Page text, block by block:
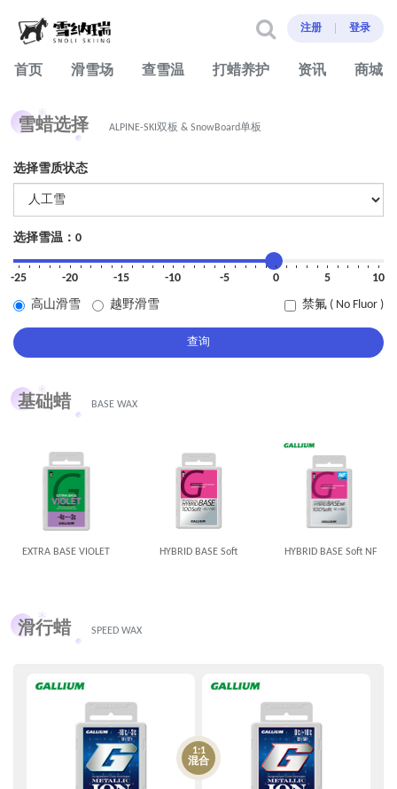
注册 登录
首页 滑雪场 查雪温 打蜡养护 资讯 商城
雪蜡选择 ALPINE-SKI双板 & SnowBoard单板
选择雪质状态
选择雪温： 0
-25 -20 -15 -10 -5 0 5
10
高山滑雪
越野滑雪 禁氟 ( No Fluor )
基础蜡 BASE WAX
EXTRA BASE VIOLET HYBRID BASE Soft HYBRID BASE Soft NF
滑行蜡 SPEED WAX
1:1
混合